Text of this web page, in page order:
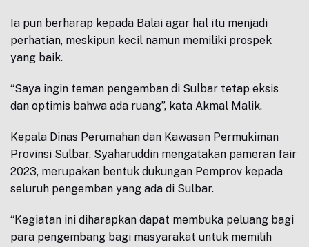
Ia pun berharap kepada Balai agar hal itu menjadi
perhatian, meskipun kecil namun memiliki prospek
yang baik.
“Saya ingin teman pengemban di Sulbar tetap eksis
dan optimis bahwa ada ruang”, kata Akmal Malik.
Kepala Dinas Perumahan dan Kawasan Permukiman
Provinsi Sulbar, Syaharuddin mengatakan pameran fair
2023, merupakan bentuk dukungan Pemprov kepada
seluruh pengemban yang ada di Sulbar.
“Kegiatan ini diharapkan dapat membuka peluang bagi
para pengembang bagi masyarakat untuk memilih